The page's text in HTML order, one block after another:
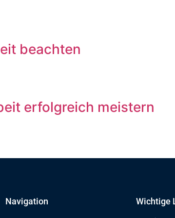
beachten
erfolgreich meistern
Navigation Wichtige